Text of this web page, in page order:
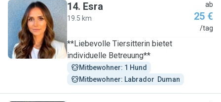
E
14. Esra
19.5 km
ab
25 €
/tag
**Liebevolle Tiersitterin bietet
individuelle Betreuung**
Mitbewohner: 1 Hund
Mitbewohner: Labrador  Duman